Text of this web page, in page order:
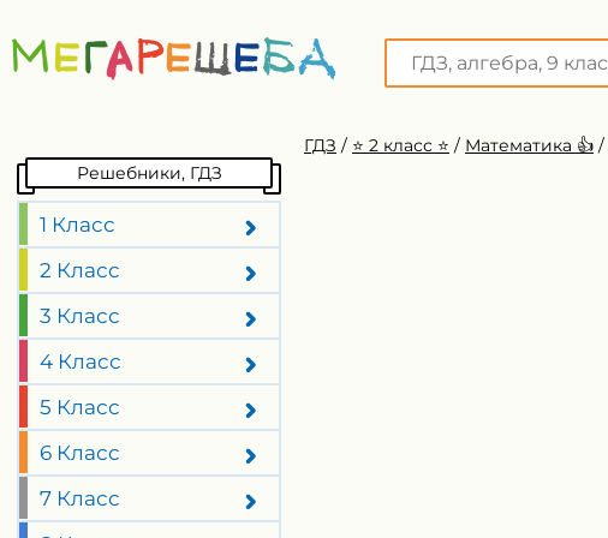
Решебники, ГДЗ
1 Класс
2 Класс
3 Класс
4 Класс
5 Класс
6 Класс
7 Класс
ГДЗ / ⭐️ 2 класс ⭐️ / Математика 👍 /